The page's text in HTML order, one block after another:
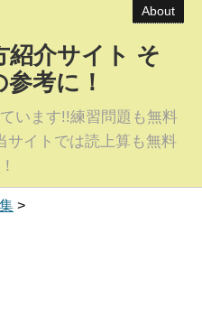
About
紹介サイト そ
考に！
います!!練習問題も無料
サイトでは読上算も無料
>